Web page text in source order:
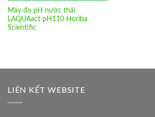
Máy đo pH nước thải
LAQUAact pH110 Horiba
Scientific
LIÊN KẾT WEBSITE